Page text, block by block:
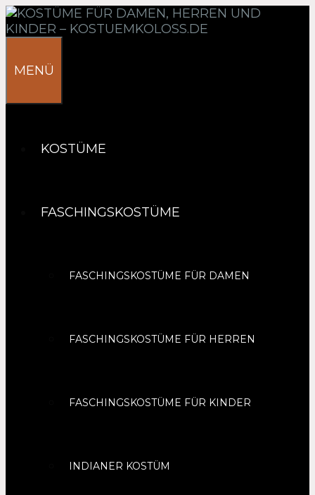
Springe
zum
MENÜ
KOSTÜME
FASCHINGSKOSTÜME
FASCHINGSKOSTÜME FÜR DAMEN
FASCHINGSKOSTÜME FÜR HERREN
FASCHINGSKOSTÜME FÜR KINDER
INDIANER KOSTÜM